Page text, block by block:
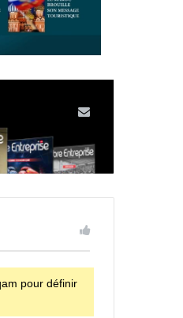
pour définir